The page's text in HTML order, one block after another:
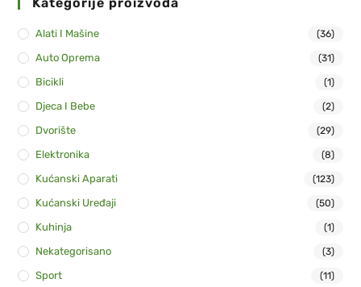
Alati I Mašine (36)
Auto Oprema (31)
Bicikli (1)
Djeca I Bebe (2)
Dvorište (29)
Elektronika (8)
Kućanski Aparati (123)
Kućanski Uređaji (50)
Kuhinja (1)
Nekategorisano (3)
Sport (11)